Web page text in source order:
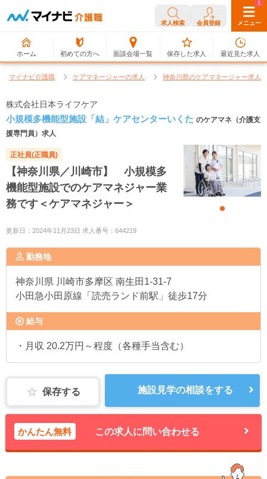
求人検索 会員登録 メニュー
ホーム 初めての方へ 面談会場一覧
0
保存した求人
1
最近見た求人
マイナビ介護職 ケアマネージャーの求人 神奈川県のケアマネージャー求人
株式会社日本ライフケア
小規模多機能型施設「結」ケアセンターいくた のケアマネ（介護支
援専門員）求人
正社員(正職員)
【神奈川県／川崎市】 小規模多
機能型施設でのケアマネジャー業
務です＜ケアマネジャー＞
更新日：2024年11月23日 求人番号：644219
勤務地
神奈川県 川崎市多摩区 南生田1-31-7
小田急小田原線「読売ランド前駅」徒歩17分
給与
・月収 20.2万円～程度（各種手当含む）
保存する 施設見学の相談をする
かんたん無料 この求人に問い合わせる